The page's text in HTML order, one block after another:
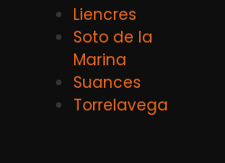
Liencres
Soto de la
Marina
Suances
Torrelavega